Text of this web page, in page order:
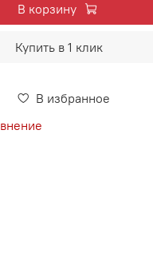
В избранное
В корзину
Купить в 1 клик